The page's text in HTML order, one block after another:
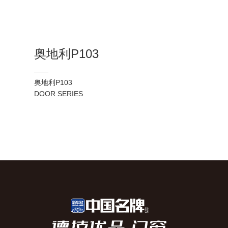
奥地利P103
——
奥地利P103
DOOR SERIES